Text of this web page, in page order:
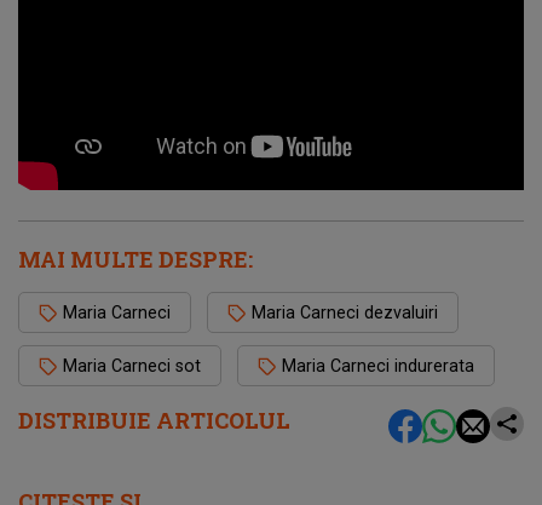
DISTRIBUIE ARTICOLUL
MAI MULTE DESPRE:
Maria Carneci Maria Carneci dezvaluiri
Maria Carneci sot Maria Carneci indurerata